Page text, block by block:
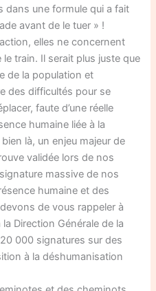
dans une formule qui a fait
avant de le tuer » !
elles ne concernent
train. Il serait plus juste que
de la population et
des difficultés pour se
faute d’une réelle
humaine liée à la
là, un enjeu majeur de
validée lors de nos
massive de nos
humaine et des
de vous rappeler à
Direction Générale de la
000 signatures sur des
à la déshumanisation